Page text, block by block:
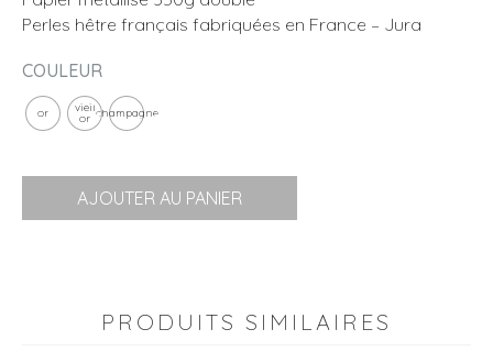
Perles hêtre français fabriquées en France – Jura
COULEUR
or vieil
or champagne
AJOUTER AU PANIER
PRODUITS SIMILAIRES